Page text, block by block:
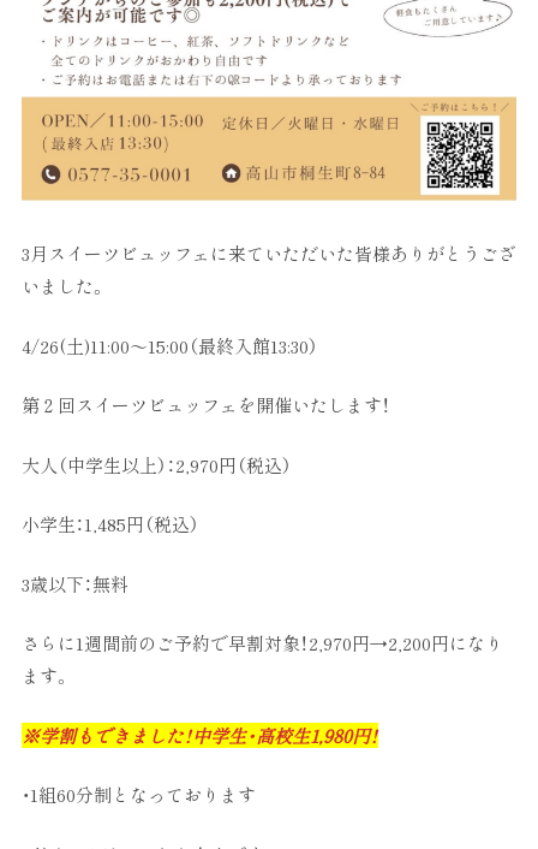
3月スイーツビュッフェに来ていただいた皆様ありがとうござ
いました。
4/26(土)11:00～15:00（最終入館13:30）
第２回スイーツビュッフェを開催いたします！
大人（中学生以上）：2,970円（税込）
小学生：1,485円（税込）
3歳以下：無料
さらに1週間前のご予約で早割対象！2,970円→2,200円になり
ます。
※学割もできました！中学生・高校生1,980円！
・1組60分制となっております